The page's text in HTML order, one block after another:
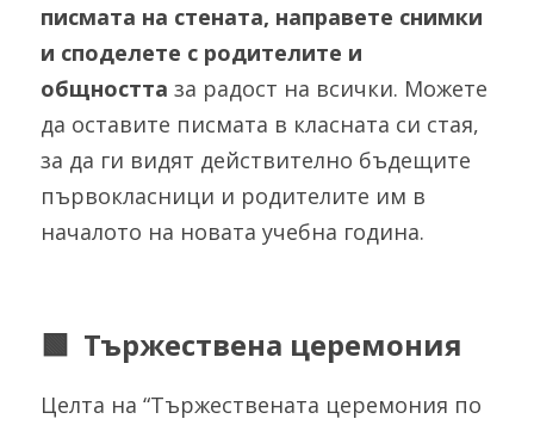
писмата на стената, направете снимки
и споделете с родителите и
общността за радост на всички. Можете
да оставите писмата в класната си стая,
за да ги видят действително бъдещите
първокласници и родителите им в
началото на новата учебна година.
🟩  Тържествена церемония
Целта на “Тържествената церемония по